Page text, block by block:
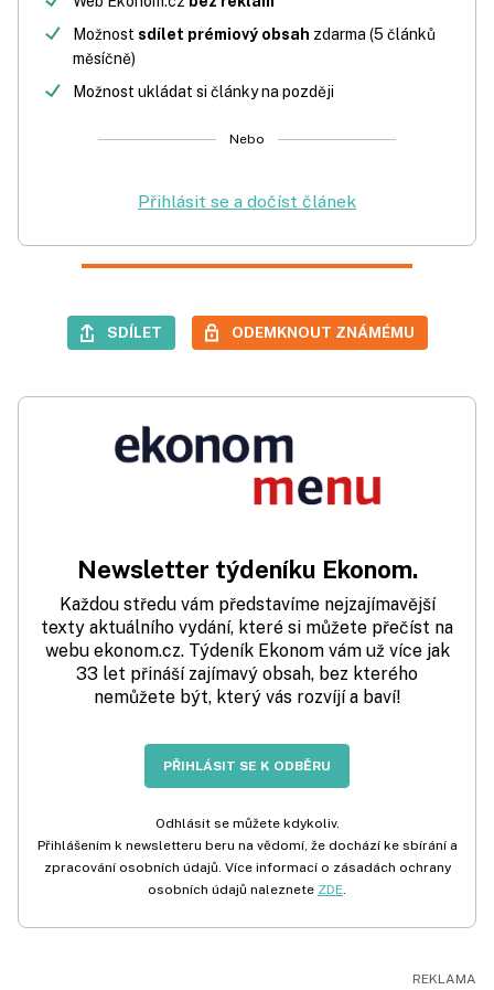
Možnost sdílet prémiový obsah zdarma (5 článků
měsíčně)
Možnost ukládat si články na později
Nebo
Přihlásit se a dočíst článek
SDÍLET ODEMKNOUT ZNÁMÉMU
Newsletter týdeníku Ekonom.
Každou středu vám představíme nejzajímavější
texty aktuálního vydání, které si můžete přečíst na
webu ekonom.cz. Týdeník Ekonom vám už více jak
33 let přináší zajímavý obsah, bez kterého
nemůžete být, který vás rozvíjí a baví!
PŘIHLÁSIT SE K ODBĚRU
Odhlásit se můžete kdykoliv.
Přihlášením k newsletteru beru na vědomí, že dochází ke sbírání a
zpracování osobních údajů. Více informací o zásadách ochrany
osobních údajů naleznete ZDE.